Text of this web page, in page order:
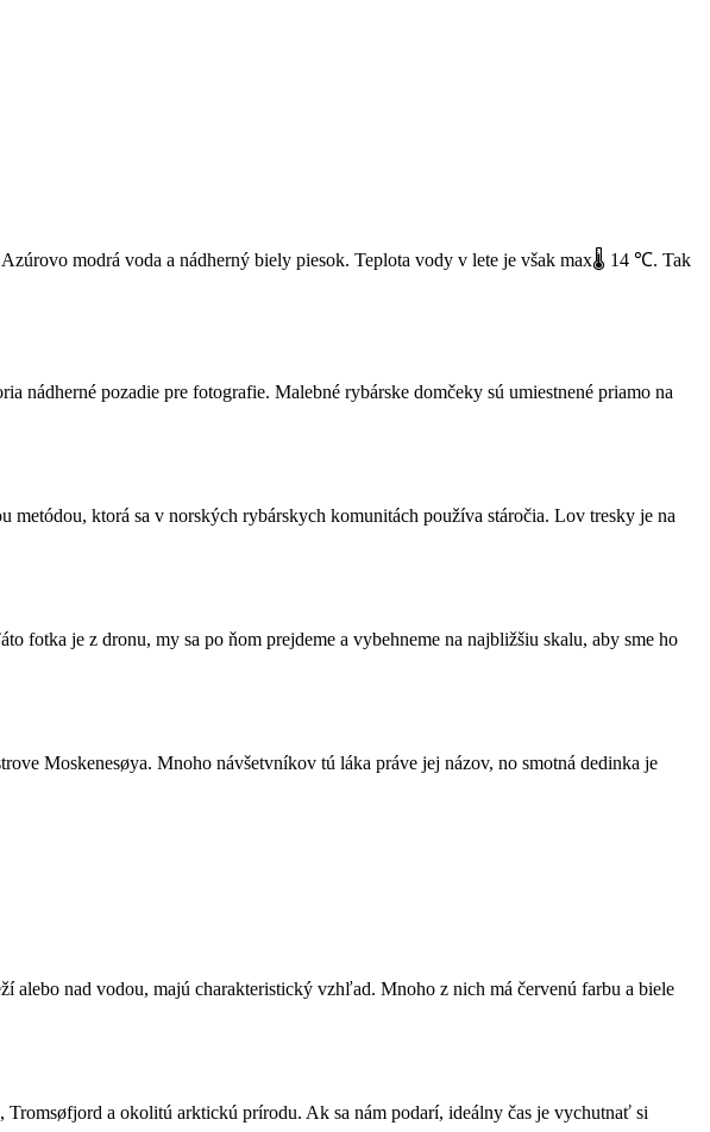
modrá voda a nádherný biely piesok. Teplota vody v lete je však max🌡 14 ℃. Tak
nádherné pozadie pre fotografie. Malebné rybárske domčeky sú umiestnené priamo na
metódou, ktorá sa v norských rybárskych komunitách používa stáročia. Lov tresky je na
fotka je z dronu, my sa po ňom prejdeme a vybehneme na najbližšiu skalu, aby sme ho
Moskenesøya. Mnoho návšetvníkov tú láka práve jej názov, no smotná dedinka je
nad vodou, majú charakteristický vzhľad. Mnoho z nich má červenú farbu a biele
a okolitú arktickú prírodu. Ak sa nám podarí, ideálny čas je vychutnať si